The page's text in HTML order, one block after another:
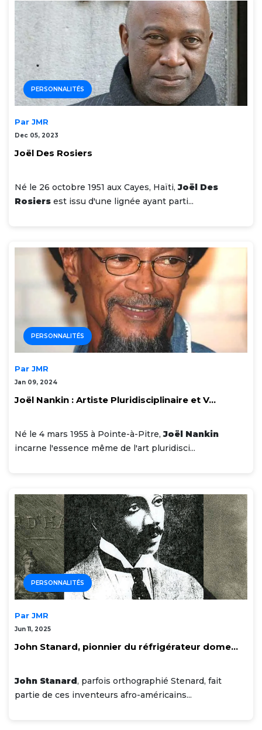
PERSONNALITÉS
Par JMR
Dec 05, 2023
Joël Des Rosiers
Né le 26 octobre 1951 aux Cayes, Haïti,Joël Des
Rosiers est issu d'une lignée ayant parti...
PERSONNALITÉS
Par JMR
Jan 09, 2024
Joël Nankin : Artiste Pluridisciplinaire et V...
Né le 4 mars 1955 à Pointe-à-Pitre,Joël Nankin
incarne l'essence même de l'art pluridisci...
PERSONNALITÉS
Par JMR
Jun 11, 2025
John Stanard, pionnier du réfrigérateur dome...
John Stanard, parfois orthographié Stenard, fait
partie de ces inventeurs afro-américains...